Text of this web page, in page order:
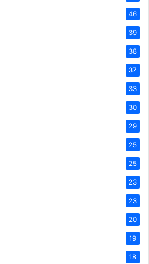
46
39
38
37
33
30
29
25
25
23
23
20
19
18